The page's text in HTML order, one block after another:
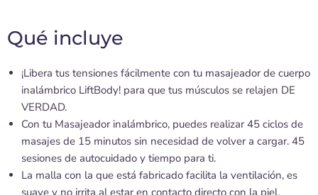
Qué incluye
¡Libera tus tensiones fácilmente con tu masajeador de cuerpo
inalámbrico LiftBody! para que tus músculos se relajen DE
VERDAD.
Con tu Masajeador inalámbrico, puedes realizar 45 ciclos de
masajes de 15 minutos sin necesidad de volver a cargar. 45
sesiones de autocuidado y tiempo para ti.
La malla con la que está fabricado facilita la ventilación, es